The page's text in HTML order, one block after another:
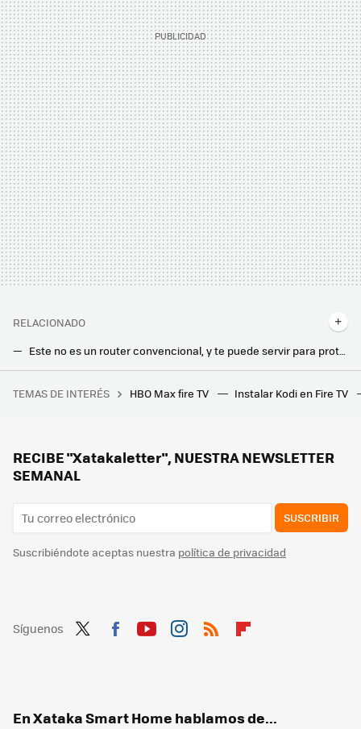
RELACIONADO
Este no es un router convencional, y te puede servir para proteger tu privacidad en línea: muy compacto y con VPN integrada
Digi ya está enviando su router más potente a los clientes seleccionados. Así es su nuevo modelo compatible con WiFi 7
Más de 40.000 euros por unos segundos de rodaje: en esta serie el presupuesto no es un problema
TEMAS DE INTERÉS HBO Max fire TV Instalar Kodi en Fire TV
RECIBE "Xatakaletter", NUESTRA NEWSLETTER
SEMANAL
SUSCRIBIR
Suscribiéndote aceptas nuestra política de privacidad
Síguenos
En Xataka Smart Home hablamos de...